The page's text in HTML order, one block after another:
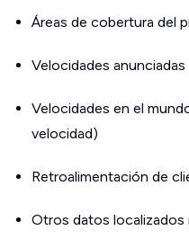
Áreas de cobertura del
Velocidades anunciadas
Velocidades en el
velocidad)
Retroalimentación de
Otros datos localizados